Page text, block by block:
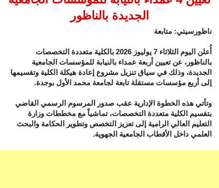
الجديدة بالناظور
ناظورسيتي: متابعة
أُعلن اليوم الثلاثاء 7 يوليوز 2026 بالكلية متعددة التخصصات
بالناظور، عن تعيين أربعة عمداء بالنيابة للمؤسسات الجامعية
الجديدة، وذلك في سياق تنزيل مشروع إعادة هيكلة الكلية وتقسيمها
إلى أربع مؤسسات مستقلة تابعة لجامعة محمد الأول بوجدة.
وتأتي هذه الخطوة الإدارية عقب صدور المرسوم الرسمي القاضي
بتقسيم الكلية متعددة التخصصات، تماشياً مع مخططات وزارة
التعليم العالي الرامية إلى تعزيز التخصص وتطوير الحكامة والبحث
العلمي داخل الأقطاب الجامعية الجهوية.